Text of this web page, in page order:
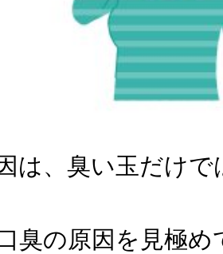
は、臭い玉だけ
臭の原因を見極